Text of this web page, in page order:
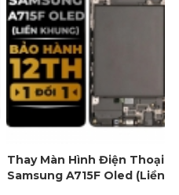
Thay Màn Hình Điện Thoại
Samsung A715F Oled (Liền